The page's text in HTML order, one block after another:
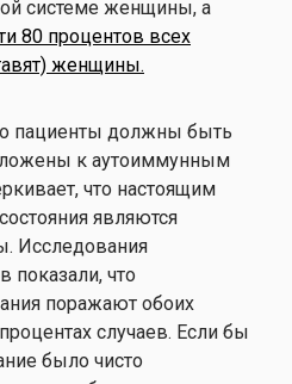
системе женщины, а
80 процентов всех
женщины.
пациенты должны быть
к аутоиммунным
что настоящим
являются
Исследования
показали, что
поражают обоих
случаев. Если бы
было чисто